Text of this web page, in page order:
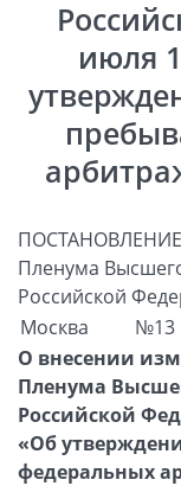
июля
ПОСТАНОВЛЕНИЕ
Пленума
Российской
Москва
№13
О внесении
Пленума
Российской
«Об
федеральных